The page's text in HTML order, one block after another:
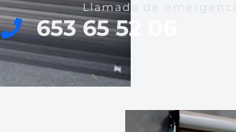
Llamada de
653 65 52 06